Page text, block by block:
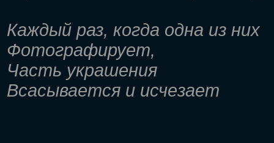
Каждый раз, когда одна из них
Фотографирует,
Часть украшения
Всасывается и исчезает